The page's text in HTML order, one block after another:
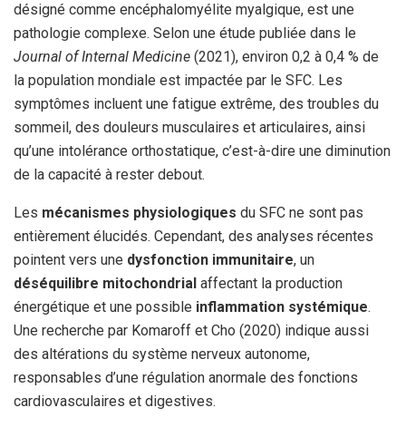
désigné comme encéphalomyélite myalgique, est une
pathologie complexe. Selon une étude publiée dans le
Journal of Internal Medicine (2021), environ 0,2 à 0,4 % de
la population mondiale est impactée par le SFC. Les
symptômes incluent une fatigue extrême, des troubles du
sommeil, des douleurs musculaires et articulaires, ainsi
qu’une intolérance orthostatique, c’est-à-dire une diminution
de la capacité à rester debout.
Les mécanismes physiologiques du SFC ne sont pas
entièrement élucidés. Cependant, des analyses récentes
pointent vers une dysfonction immunitaire, un
déséquilibre mitochondrial affectant la production
énergétique et une possible inflammation systémique.
Une recherche par Komaroff et Cho (2020) indique aussi
des altérations du système nerveux autonome,
responsables d’une régulation anormale des fonctions
cardiovasculaires et digestives.